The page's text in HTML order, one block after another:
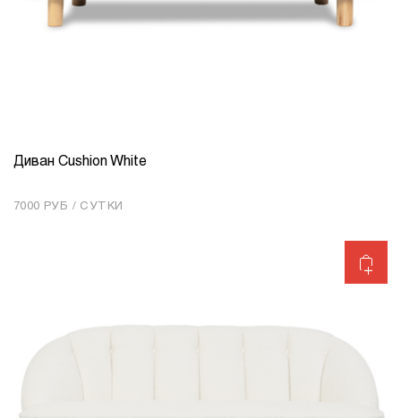
КОЛИЧЕСТВО 1
Диван Cushion White
7000 РУБ / СУТКИ